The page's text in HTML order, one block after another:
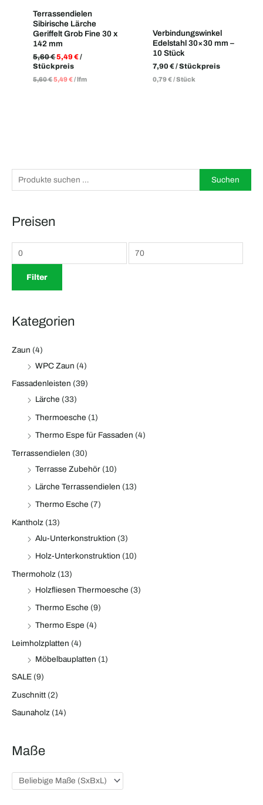
u
h
h
Suchen
Preisen
i
a
Filter
Kategorien
Zaun (4)
WPC Zaun (4)
Fassadenleisten (39)
Lärche (33)
Thermoesche (1)
Thermo Espe für Fassaden (4)
Terrassendielen (30)
Terrasse Zubehör (10)
Lärche Terrassendielen (13)
Thermo Esche (7)
Kantholz (13)
Alu-Unterkonstruktion (3)
Holz-Unterkonstruktion (10)
Thermoholz (13)
Holzfliesen Thermoesche (3)
Thermo Esche (9)
Thermo Espe (4)
Leimholzplatten (4)
Möbelbauplatten (1)
SALE (9)
Zuschnitt (2)
Saunaholz (14)
Maße
Terrassendielen
Sibirische Lärche
Geriffelt Grob Fine 30 x
142 mm
5,60€5,49€/
Stückpreis
5,60€5,49€/lfm
Verbindungswinkel
Edelstahl 30×30 mm –
10 Stück
7,90€/ Stückpreis
0,79€/Stück